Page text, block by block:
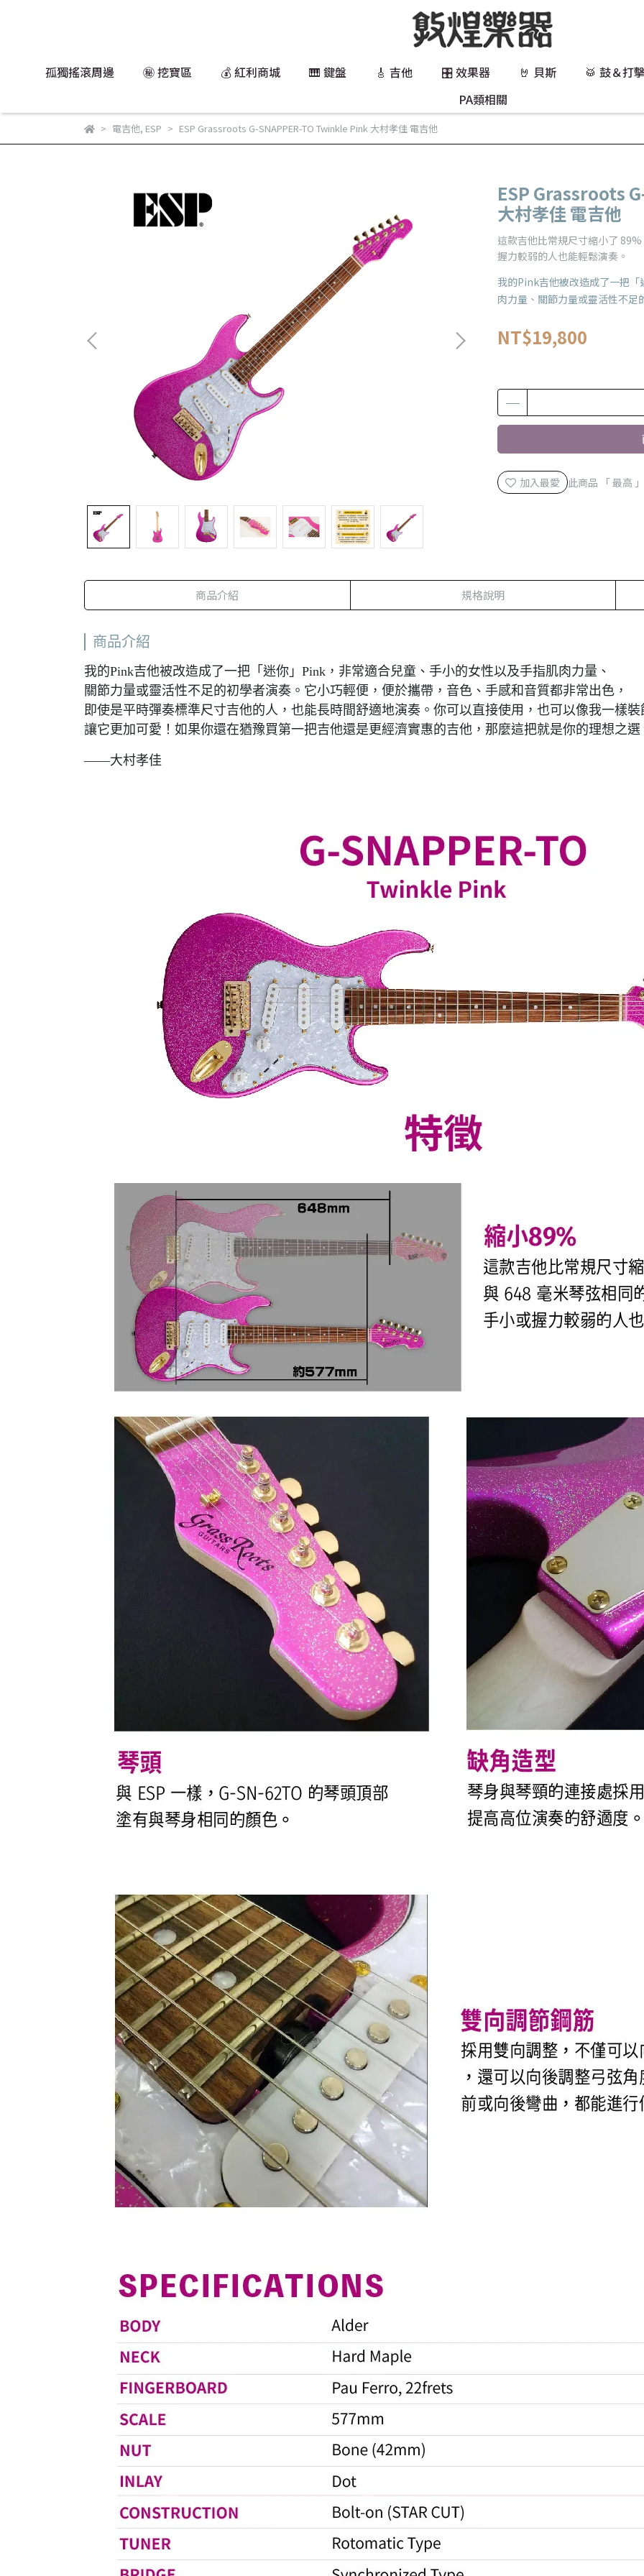
孤獨搖滾周邊 ㊙️ 挖寶區 💰 紅利商城 🎹 鍵盤 🎸 吉他 🎛️ 效果器 🤘 貝斯
🥁 鼓＆打
PA類相關
電吉他, ESP ESP Grassroots G-SNAPPER-TO Twinkle Pink 大村孝佳 電吉他
ESP Grassroots
大村孝佳 電吉他
這款吉他比常規尺寸縮小了
握力較弱的人也能輕鬆演奏。
我的Pink吉他被改造成了一把
肉力量、關節力量或靈活性不足
NT$19,800
加入最愛 此商品 「 最高
商品介紹 規格說明
商品介紹
我的Pink吉他被改造成了一把「迷你」Pink，非常適合兒童、手小的女性以及手指肌肉力量、
關節力量或靈活性不足的初學者演奏。它小巧輕便，便於攜帶，音色、手感和音質都非常出色，
即使是平時彈奏標準尺寸吉他的人，也能長時間舒適地演奏。你可以直接使用，也可以像我一樣裝
讓它更加可愛！如果你還在猶豫買第一把吉他還是更經濟實惠的吉他，那麼這把就是你的理想之選
——大村孝佳